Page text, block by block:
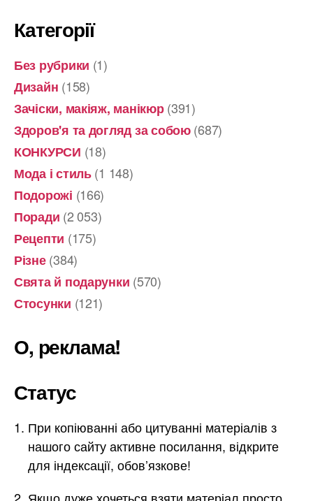
Категорії
Без рубрики (1)
Дизайн (158)
Зачіски, макіяж, манікюр(391)
Здоров'я та догляд за собою(687)
КОНКУРСИ (18)
Мода і стиль(1 148)
Подорожі (166)
Поради (2 053)
Рецепти (175)
Різне(384)
Свята й подарунки (570)
Стосунки (121)
О, реклама!
Статус
При копіюванні або цитуванні матеріалів з
нашого сайту активне посилання, відкрите
для індексації, обов’язкове!
Якщо дуже хочеться взяти матеріал просто